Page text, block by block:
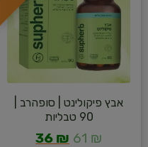
אבץ פיקולינט | סופהרב |
90 טבליות
61 ₪
36 ₪